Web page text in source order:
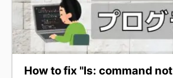
How to fix "ls: command